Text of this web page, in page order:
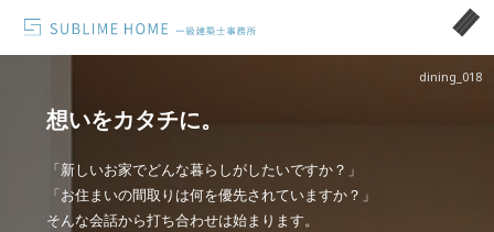
dining_018
想いをカタチに。
「新しいお家でどんな暮らしがしたいですか？」
「お住まいの間取りは何を優先されていますか？」
そんな会話から打ち合わせは始まります。